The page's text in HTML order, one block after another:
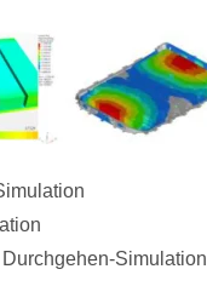
Simulation